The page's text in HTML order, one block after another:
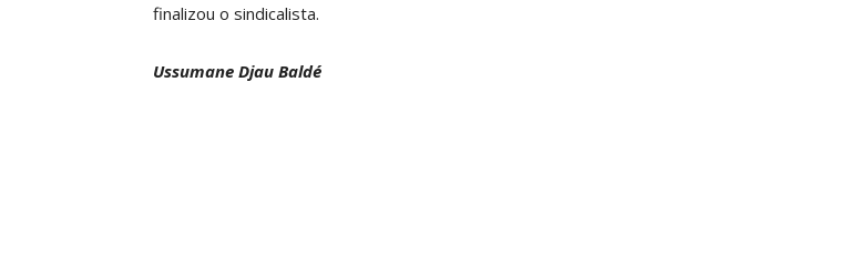
finalizou o sindicalista.
Ussumane Djau Baldé